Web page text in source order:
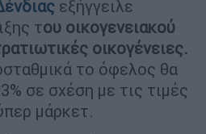
εξήγγειλε
του οικογενειακού
οικογένειες.
το όφελος θα
σε σχέση με τις τιμές
μάρκετ.